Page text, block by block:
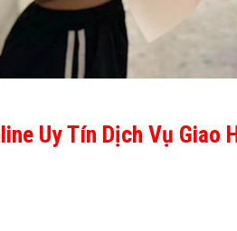
Uy Tín Dịch Vụ Giao